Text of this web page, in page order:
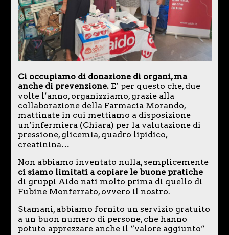
Ci occupiamo di donazione di organi, ma
anche di prevenzione. E’ per questo che, due
volte l’anno, organizziamo, grazie alla
collaborazione della Farmacia Morando,
mattinate in cui mettiamo a disposizione
un’infermiera (Chiara) per la valutazione di
pressione, glicemia, quadro lipidico,
creatinina…
Non abbiamo inventato nulla, semplicemente
ci siamo limitati a copiare le buone pratiche
di gruppi Aido nati molto prima di quello di
Fubine Monferrato, ovvero il nostro.
Stamani, abbiamo fornito un servizio gratuito
a un buon numero di persone, che hanno
potuto apprezzare anche il “valore aggiunto”